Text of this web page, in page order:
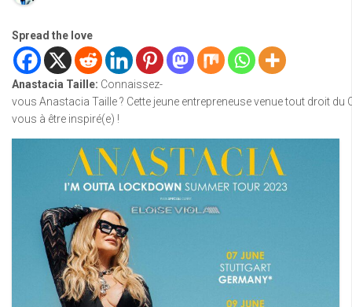
Spread the love
Anastacia Taille: Connaissez-
vous Anastacia Taille ? Cette jeune entrepreneuse venue tout droit
vous à être inspiré(e) !